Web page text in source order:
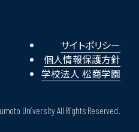
サイトポリシー
個人情報保護方針
学校法人 松商学園
University All Rights Reserved.